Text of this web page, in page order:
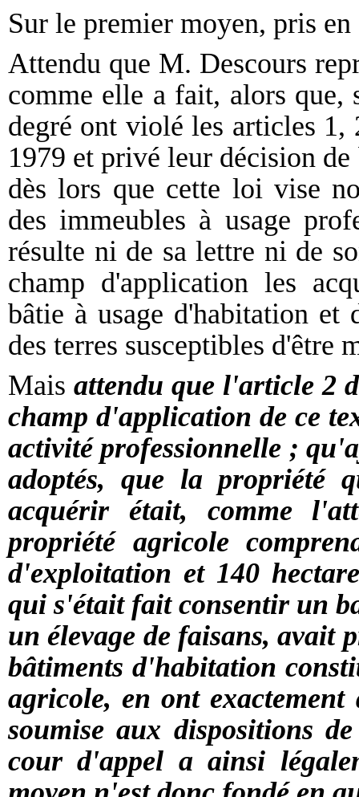
Sur le premier moyen, pris en
Attendu que M. Descours
comme elle a fait, alors que,
degré ont violé les articles
1979 et privé leur décision de
dès lors que cette loi vise
des immeubles à usage
résulte ni de sa lettre ni de
champ d'application les
bâtie à usage d'habitation et
des terres susceptibles d'être
Mais attendu que l'article 2
champ d'application de ce
activité professionnelle ;
adoptés, que la propriété
acquérir était, comme
propriété agricole
d'exploitation et 140
qui s'était fait consentir un
un élevage de faisans, avait
bâtiments d'habitation
agricole, en ont
soumise aux dispositions
cour d'appel a ainsi